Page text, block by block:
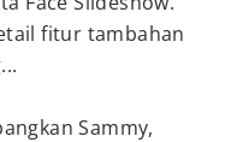
fitur tambahan
Sammy,